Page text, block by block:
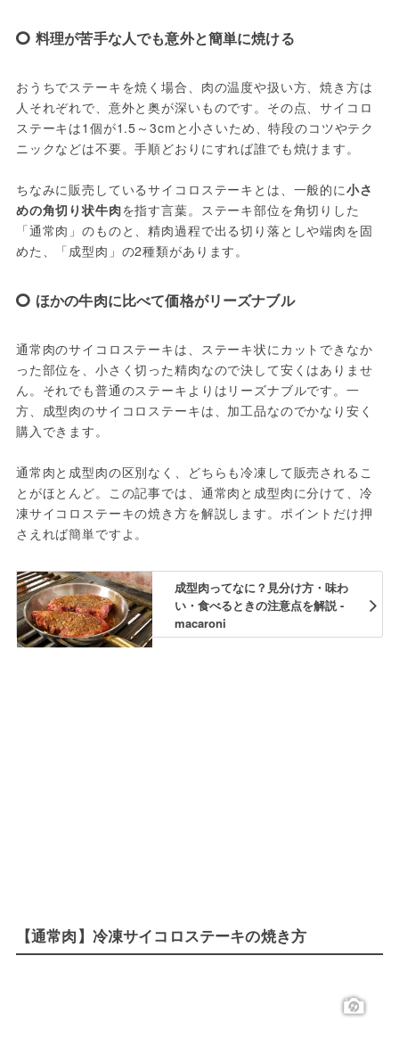
料理が苦手な人でも意外と簡単に焼ける
おうちでステーキを焼く場合、肉の温度や扱い方、焼き方は
人それぞれで、意外と奥が深いものです。その点、サイコロ
ステーキは1個が1.5～3cmと小さいため、特段のコツやテク
ニックなどは不要。手順どおりにすれば誰でも焼けます。
ちなみに販売しているサイコロステーキとは、一般的に小さ
めの角切り状牛肉を指す言葉。ステーキ部位を角切りした
「通常肉」のものと、精肉過程で出る切り落としや端肉を固
めた、「成型肉」の2種類があります。
ほかの牛肉に比べて価格がリーズナブル
通常肉のサイコロステーキは、ステーキ状にカットできなか
った部位を、小さく切った精肉なので決して安くはありませ
ん。それでも普通のステーキよりはリーズナブルです。一
方、成型肉のサイコロステーキは、加工品なのでかなり安く
購入できます。
通常肉と成型肉の区別なく、どちらも冷凍して販売されるこ
とがほとんど。この記事では、通常肉と成型肉に分けて、冷
凍サイコロステーキの焼き方を解説します。ポイントだけ押
さえれば簡単ですよ。
成型肉ってなに？見分け方・味わ
い・食べるときの注意点を解説 -
macaroni
【通常肉】冷凍サイコロステーキの焼き方